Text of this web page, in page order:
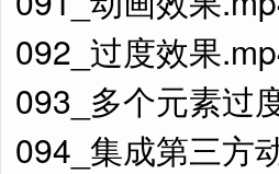
092_过度效果
093_多个元素过
094_集成第三方